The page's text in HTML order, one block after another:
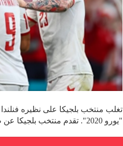
تغلب منتخب بلجيكا على نظيره
"يورو 2020". تقدم منتخب بلجيكا عن طريق لوكاس هراديكي حارس مرمى فنلندا بالخطأ في